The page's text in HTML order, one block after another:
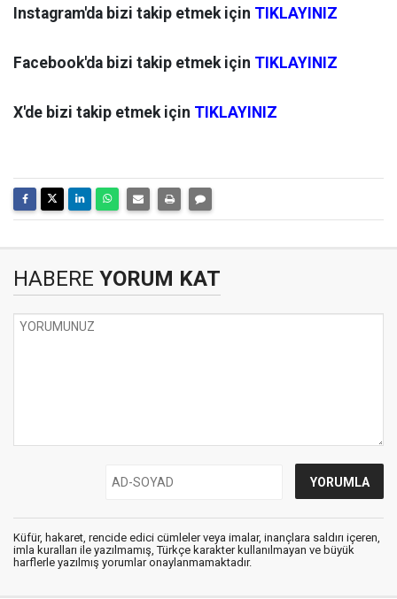
Instagram'da bizi takip etmek için TIKLAYINIZ
Facebook'da bizi takip etmek için TIKLAYINIZ
X'de bizi takip etmek için TIKLAYINIZ
HABERE YORUM KAT
Küfür, hakaret, rencide edici cümleler veya imalar, inançlara saldırı içeren,
imla kuralları ile yazılmamış, Türkçe karakter kullanılmayan ve büyük
harflerle yazılmış yorumlar onaylanmamaktadır.